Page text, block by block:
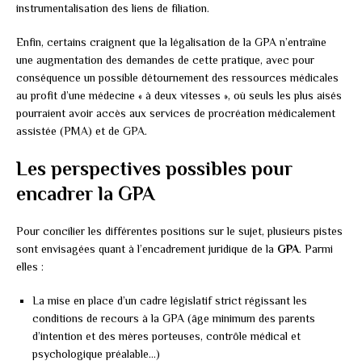
instrumentalisation des liens de filiation.
Enfin, certains craignent que la légalisation de la GPA n’entraîne
une augmentation des demandes de cette pratique, avec pour
conséquence un possible détournement des ressources médicales
au profit d’une médecine « à deux vitesses », où seuls les plus aisés
pourraient avoir accès aux services de procréation médicalement
assistée (PMA) et de GPA.
Les perspectives possibles pour
encadrer la GPA
Pour concilier les différentes positions sur le sujet, plusieurs pistes
sont envisagées quant à l’encadrement juridique de la GPA. Parmi
elles :
La mise en place d’un cadre législatif strict régissant les
conditions de recours à la GPA (âge minimum des parents
d’intention et des mères porteuses, contrôle médical et
psychologique préalable…)